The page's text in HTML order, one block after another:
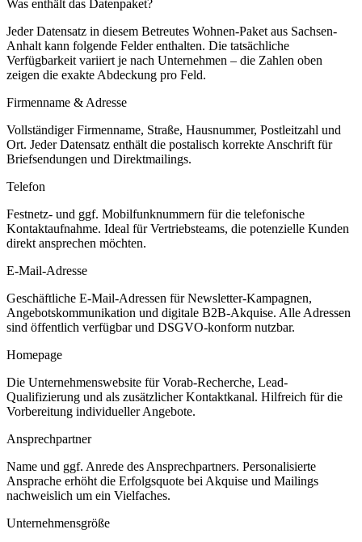
Was enthält das Datenpaket?
Jeder Datensatz in diesem Betreutes Wohnen-Paket aus Sachsen-
Anhalt kann folgende Felder enthalten. Die tatsächliche
Verfügbarkeit variiert je nach Unternehmen – die Zahlen oben
zeigen die exakte Abdeckung pro Feld.
Firmenname & Adresse
Vollständiger Firmenname, Straße, Hausnummer, Postleitzahl und
Ort. Jeder Datensatz enthält die postalisch korrekte Anschrift für
Briefsendungen und Direktmailings.
Telefon
Festnetz- und ggf. Mobilfunknummern für die telefonische
Kontaktaufnahme. Ideal für Vertriebsteams, die potenzielle Kunden
direkt ansprechen möchten.
E-Mail-Adresse
Geschäftliche E-Mail-Adressen für Newsletter-Kampagnen,
Angebotskommunikation und digitale B2B-Akquise. Alle Adressen
sind öffentlich verfügbar und DSGVO-konform nutzbar.
Homepage
Die Unternehmenswebsite für Vorab-Recherche, Lead-
Qualifizierung und als zusätzlicher Kontaktkanal. Hilfreich für die
Vorbereitung individueller Angebote.
Ansprechpartner
Name und ggf. Anrede des Ansprechpartners. Personalisierte
Ansprache erhöht die Erfolgsquote bei Akquise und Mailings
nachweislich um ein Vielfaches.
Unternehmensgröße